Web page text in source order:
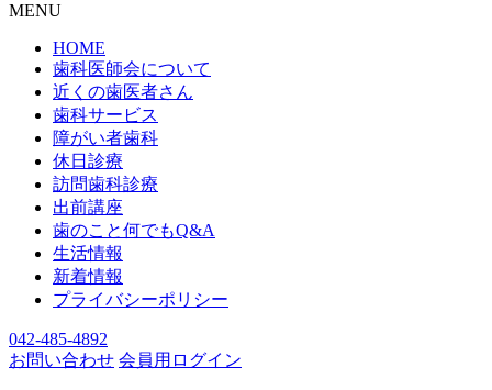
MENU
HOME
歯科医師会について
近くの歯医者さん
歯科サービス
障がい者歯科
休日診療
訪問歯科診療
出前講座
歯のこと何でもQ&A
生活情報
新着情報
プライバシーポリシー
042-485-4892
お問い合わせ 会員用ログイン